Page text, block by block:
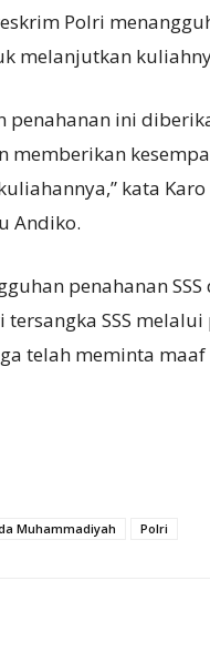
Polri
melanjutkan
penahanan ini
memberikan
kata
Andiko.
penahanan
SSS
telah meminta
Muhammadiyah Polri